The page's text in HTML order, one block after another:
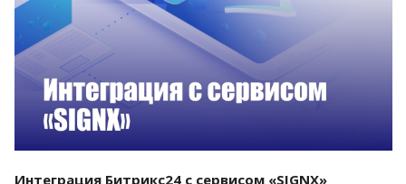
Смотреть проект
Интеграция Битрикс24 с сервисом «SIGNX»